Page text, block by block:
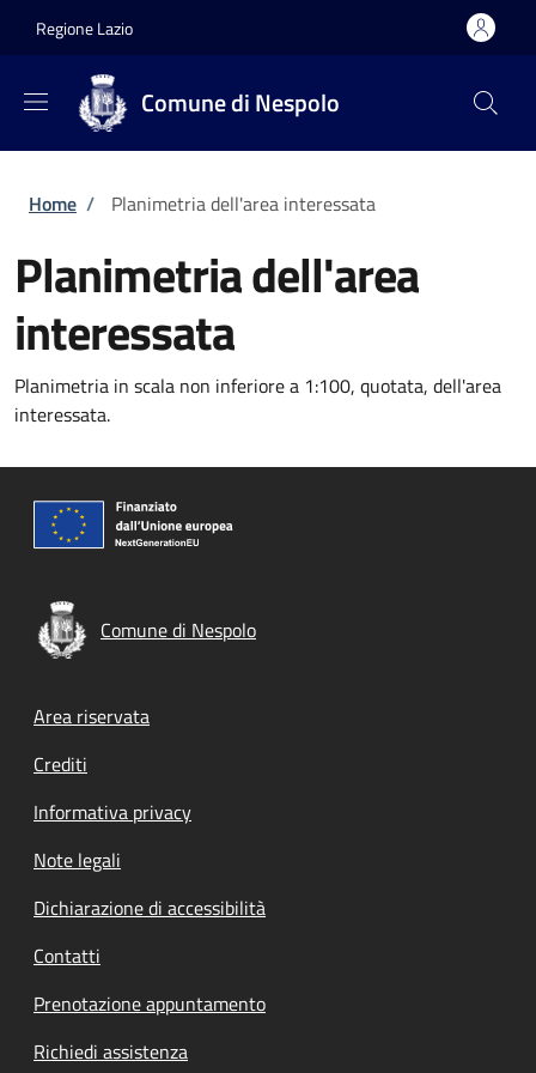
Regione Lazio
Comune di Nespolo
Briciole di pane
Home / Planimetria dell'area interessata
Planimetria dell'area
interessata
Planimetria in scala non inferiore a 1:100, quotata, dell'area
interessata.
Comune di Nespolo
Footer menu
Area riservata
Crediti
Informativa privacy
Note legali
Dichiarazione di accessibilità
Contatti
Prenotazione appuntamento
Richiedi assistenza